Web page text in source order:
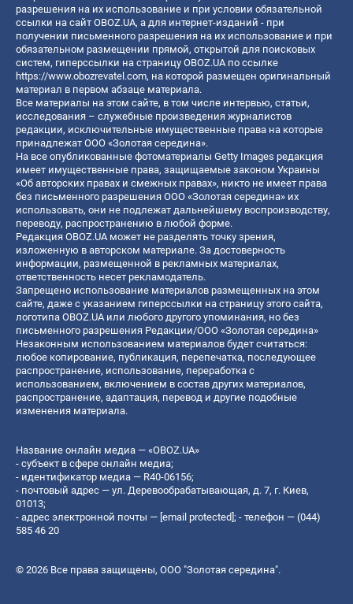
разрешения на их использование и при условии обязательной
ссылки на сайт OBOZ.UA, а для интернет-изданий - при
получении письменного разрешения на их использование и при
обязательном размещении прямой, открытой для поисковых
систем, гиперссылки на страницу OBOZ.UA по ссылке
https://www.obozrevatel.com, на которой размещен оригинальный
материал в первом абзаце материала.
Все материалы на этом сайте, в том числе интервью, статьи,
исследования – служебные произведения журналистов
редакции, исключительные имущественные права на которые
принадлежат ООО «Золотая середина».
На все опубликованные фотоматериалы Getty Images редакция
имеет имущественные права, защищаемые законом Украины
«Об авторских правах и смежных правах», никто не имеет права
без письменного разрешения ООО «Золотая середина» их
использовать, они не подлежат дальнейшему воспроизводству,
переводу, распространению в любой форме.
Редакция OBOZ.UA может не разделять точку зрения,
изложенную в авторском материале. За достоверность
информации, размещенной в рекламных материалах,
ответственность несет рекламодатель.
Запрещено использование материалов размещенных на этом
сайте, даже с указанием гиперссылки на страницу этого сайта,
логотипа OBOZ.UA или любого другого упоминания, но без
письменного разрешения Редакции/ООО «Золотая середина»
Незаконным использованием материалов будет считаться:
любое копирование, публикация, перепечатка, последующее
распространение, использование, переработка с
использованием, включением в состав других материалов,
распространение, адаптация, перевод и другие подобные
изменения материала.
Название онлайн медиа — «OBOZ.UA»
- субъект в сфере онлайн медиа;
- идентификатор медиа — R40-06156;
- почтовый адрес — ул. Деревообрабатывающая, д. 7, г. Киев,
01013;
- адрес электронной почты — [email protected]; - телефон — (044)
585 46 20
© 2026 Все права защищены, ООО "Золотая середина".